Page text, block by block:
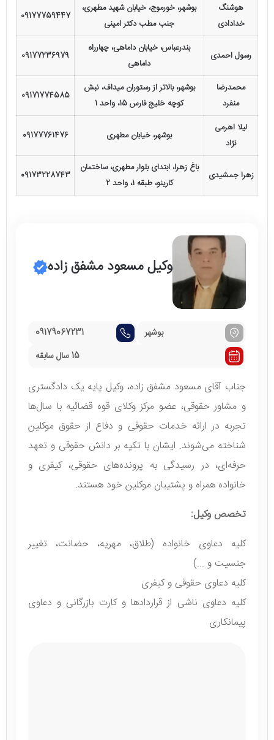
هوشنگ
خدادادی
بوشهر، خورموج، خیابان شهید مطهری،
جنب مطب دکتر امینی
09177759447
رسول احمدی
بندرعباس، خیابان داماهی، چهارراه
داماهی
09177236979
محمدرضا
منفرد
بوشهر، بالاتر از رستوران میداف، نبش
کوچه خلیج‌ فارس 15، واحد 1
09171774585
لیلا اهرمی
نژاد
بوشهر، خیابان مطهری 09177761476
زهرا جمشیدی
باغ زهرا، ابتدای بلوار مطهری، ساختمان
کارینو، طبقه 1، واحد 2
09173228743
وکیل مسعود مشفق زاده
بوشهر
09179067231
15 سال سابقه
جناب آقای مسعود مشفق زاده، وکیل پایه یک دادگستری
و مشاور حقوقی، عضو مرکز وکلای قوه قضائیه با سال‌ها
تجربه در ارائه خدمات حقوقی و دفاع از حقوق موکلین
شناخته می‌شوند. ایشان با تکیه بر دانش حقوقی و تعهد
حرفه‌ای، در رسیدگی به پرونده‌های حقوقی، کیفری و
خانواده همراه و پشتیبان موکلین خود هستند.
تخصص وکیل:
کلیه دعاوی خانواده (طلاق، مهریه، حضانت، تغییر
جنسیت و ..‌‌.)
کلیه دعاوی حقوقی و کیفری
کلیه دعاوی ناشی از قراردادها و کارت بازرگانی و دعاوی
پیمانکاری